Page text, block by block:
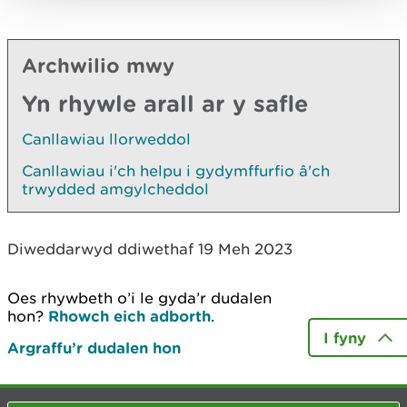
Archwilio mwy
Yn rhywle arall ar y safle
Canllawiau llorweddol
Canllawiau i'ch helpu i gydymffurfio â'ch
trwydded amgylcheddol
Diweddarwyd ddiwethaf 19 Meh 2023
Oes rhywbeth o’i le gyda’r dudalen
hon? Rhowch eich adborth.
Argraffu’r dudalen hon
I fyny